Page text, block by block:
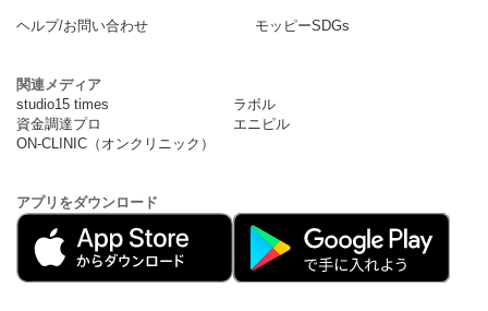
ヘルプ/お問い合わせ モッピーSDGs
関連メディア
studio15 times
ラボル
資金調達プロ
エニピル
ON-CLINIC（オンクリニック）
アプリをダウンロード